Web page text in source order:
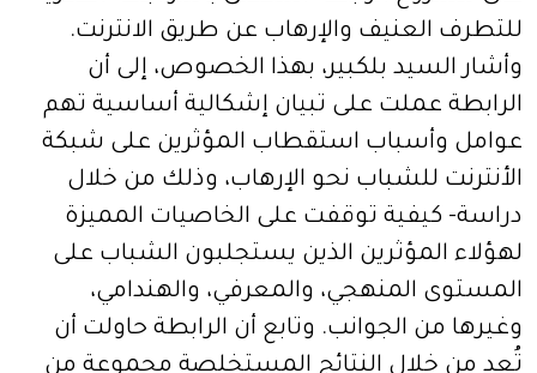
للتطرف العنيف والإرهاب عن طريق الانترنت.
وأشار السيد بلكبير، بهذا الخصوص، إلى أن
الرابطة عملت على تبيان إشكالية أساسية تهم
عوامل وأسباب استقطاب المؤثرين على شبكة
الأنترنت للشباب نحو الإرهاب، وذلك من خلال
دراسة- كيفية توقفت على الخاصيات المميزة
لهؤلاء المؤثرين الذين يستجلبون الشباب على
المستوى المنهجي، والمعرفي، والهندامي،
وغيرها من الجوانب. وتابع أن الرابطة حاولت أن
تُعد من خلال النتائج المستخلصة مجموعة من